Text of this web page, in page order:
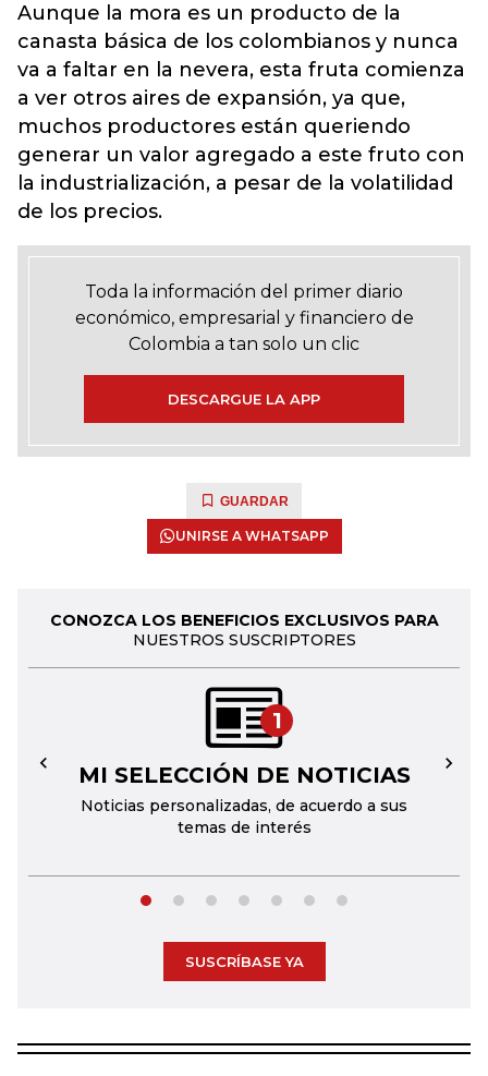
Aunque la mora es un producto de la
canasta básica de los colombianos y nunca
va a faltar en la nevera, esta fruta comienza
a ver otros aires de expansión, ya que,
muchos productores están queriendo
generar un valor agregado a este fruto con
la industrialización, a pesar de la volatilidad
de los precios.
Toda la información del primer diario
económico, empresarial y financiero de
Colombia a tan solo un clic
DESCARGUE LA APP
GUARDAR
UNIRSE A WHATSAPP
CONOZCA LOS BENEFICIOS EXCLUSIVOS PARA
NUESTROS SUSCRIPTORES
1
MI SELECCIÓN DE NOTICIAS
Noticias personalizadas, de acuerdo a sus
temas de interés
← →
SUSCRÍBASE YA